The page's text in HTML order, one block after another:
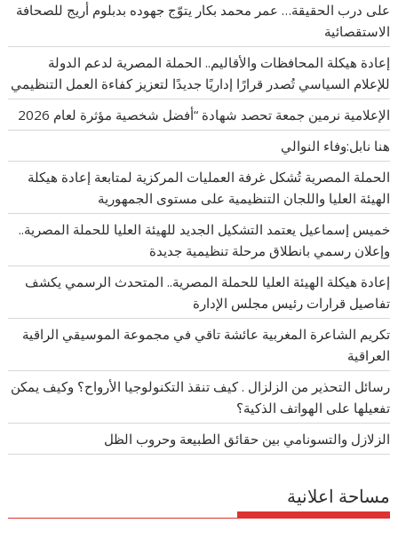
على درب الحقيقة… عمر محمد بكار يتوّج جهوده بدبلوم أريج للصحافة
الاستقصائية
إعادة هيكلة المحافظات والأقاليم.. الحملة المصرية لدعم الدولة
للإعلام السياسي تُصدر قرارًا إداريًا جديدًا لتعزيز كفاءة العمل التنظيمي
الإعلامية نرمين جمعة تحصد شهادة “أفضل شخصية مؤثرة لعام 2026
هنا نابل:وفاء النوالي
الحملة المصرية تُشكل غرفة العمليات المركزية لمتابعة إعادة هيكلة
الهيئة العليا واللجان التنظيمية على مستوى الجمهورية
خميس إسماعيل يعتمد التشكيل الجديد للهيئة العليا للحملة المصرية..
وإعلان رسمي بانطلاق مرحلة تنظيمية جديدة
إعادة هيكلة الهيئة العليا للحملة المصرية.. المتحدث الرسمي يكشف
تفاصيل قرارات رئيس مجلس الإدارة
تكريم الشاعرة المغربية عائشة تاقي في مجموعة الموسيقي الراقية
العراقية
رسائل التحذير من الزلزال . كيف تنقذ التكنولوجيا الأرواح؟ وكيف يمكن
تفعيلها على الهواتف الذكية؟
الزلازل والتسونامي بين حقائق الطبيعة وحروب الظل
مساحة اعلانية